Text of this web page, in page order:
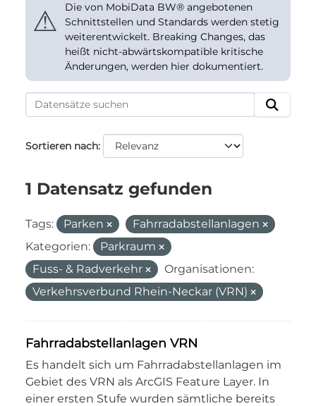
⚠
Die von MobiData BW® angebotenen
Schnittstellen und Standards werden stetig
weiterentwickelt. Breaking Changes, das
heißt nicht-abwärtskompatible kritische
Änderungen, werden hier dokumentiert.
Sortieren nach
1 Datensatz gefunden
Tags: Parken
Fahrradabstellanlagen
Kategorien:
Parkraum
Fuss- & Radverkehr
Organisationen:
Verkehrsverbund Rhein-Neckar (VRN)
Fahrradabstellanlagen VRN
Es handelt sich um Fahrradabstellanlagen im
Gebiet des VRN als ArcGIS Feature Layer. In
einer ersten Stufe wurden sämtliche bereits